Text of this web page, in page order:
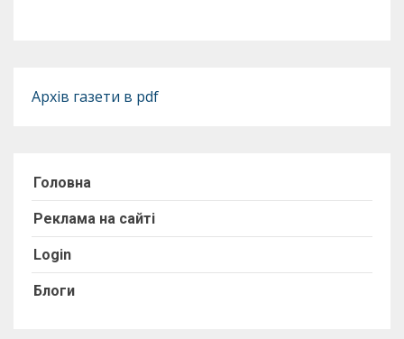
Архів газети в pdf
Головна
Реклама на сайті
Login
Блоги